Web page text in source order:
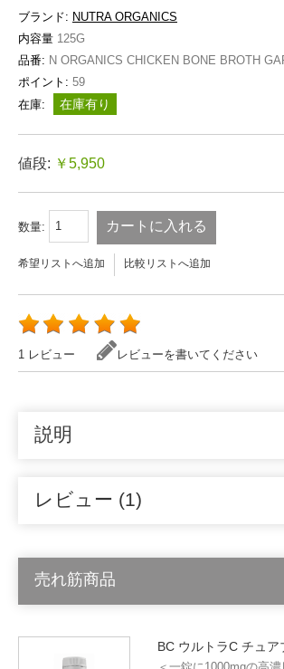
ブランド: NUTRA ORGANICS
内容量 125G
品番: N ORGANICS CHICKEN BONE BROTH
ポイント: 59
在庫:
在庫有り
値段: ￥5,950
数量: カートに入れる
希望リストへ追加 比較リストへ追加
1 レビュー レビューを書いてください
説明
レビュー (1)
売れ筋商品
BC ウルトラC チュア